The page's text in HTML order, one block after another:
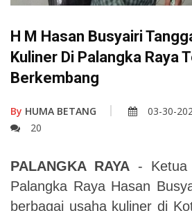
H M Hasan Busyairi
Kuliner Di Palangka Raya
Berkembang
By HUMA BETANG 03-30-
20
PALANGKA RAYA- Ketua
Palangka Raya Hasan
berbagai usaha kuliner di